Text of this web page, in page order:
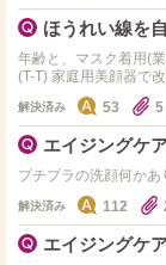
ほうれい線を
年齢と、マスク着用(
(T-T) 家庭用美顔器で
かぜひ教えていただけ
解決済み 53 5
エイジングケ
プチプラの洗顔何かあ
解決済み 112
エイジングケ